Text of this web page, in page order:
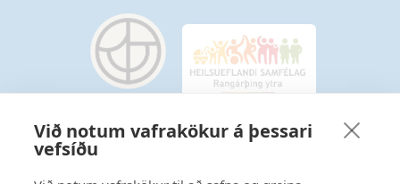
Við notum vafrakökur á þessari
vefsíðu
Starfsmannavefur